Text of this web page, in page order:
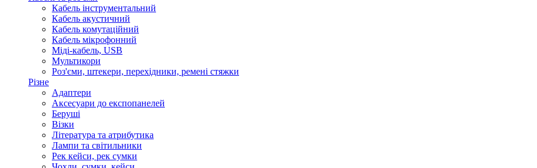
Кабель інструментальний
Кабель акустичний
Кабель комутаційний
Кабель мікрофонний
Міді-кабель, USB
Мультикори
Роз'єми, штекери, перехідники, ремені стяжки
Різне
Адаптери
Аксесуари до експопанелей
Беруші
Візки
Література та атрибутика
Лампи та світильники
Рек кейси, рек сумки